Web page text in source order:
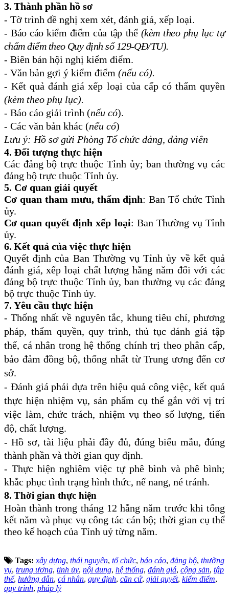
3. Thành phần hồ sơ
- Tờ trình đề nghị xem xét, đánh giá, xếp loại.
- Báo cáo kiểm điểm của tập thể (kèm theo phụ lục tự
chấm điểm theo Quy định số 129-QĐ/TU).
- Biên bản hội nghị kiểm điểm.
- Văn bản gợi ý kiểm điểm (nếu có).
- Kết quả đánh giá xếp loại của cấp có thẩm quyền
(kèm theo phụ lục).
- Báo cáo giải trình (nếu có).
- Các văn bản khác (nếu có)
Lưu ý: Hồ sơ gửi Phòng Tổ chức đảng, đảng viên
4. Đối tượng thực hiện
Các đảng bộ trực thuộc Tỉnh ủy; ban thường vụ các
đảng bộ trực thuộc Tỉnh ủy.
5. Cơ quan giải quyết
Cơ quan tham mưu, thẩm định: Ban Tổ chức Tỉnh
ủy.
Cơ quan quyết định xếp loại: Ban Thường vụ Tỉnh
ủy.
6. Kết quả của việc thực hiện
Quyết định của Ban Thường vụ Tỉnh ủy về kết quả
đánh giá, xếp loại chất lượng hằng năm đối với các
đảng bộ trực thuộc Tỉnh ủy, ban thường vụ các đảng
bộ trực thuộc Tỉnh ủy.
7. Yêu cầu thực hiện
- Thống nhất về nguyên tắc, khung tiêu chí, phương
pháp, thẩm quyền, quy trình, thủ tục đánh giá tập
thể, cá nhân trong hệ thống chính trị theo phân cấp,
bảo đảm đồng bộ, thống nhất từ Trung ương đến cơ
sở.
- Đánh giá phải dựa trên hiệu quả công việc, kết quả
thực hiện nhiệm vụ, sản phẩm cụ thể gắn với vị trí
việc làm, chức trách, nhiệm vụ theo số lượng, tiến
độ, chất lượng.
-Hồ sơ, tài liệu phải đầy đủ, đúng biểu mẫu, đúng
thành phần và thời gian quy định.
- Thực hiện nghiêm việc tự phê bình và phê bình;
khắc phục tình trạng hình thức, nể nang, né tránh.
8. Thời gian thực hiện
Hoàn thành trong tháng 12 hằng năm trước khi tổng
kết năm và phục vụ công tác cán bộ; thời gian cụ thể
theo kế hoạch của Tỉnh uỷ từng năm.
Tags:xây dựng, thái nguyên, tổ chức, báo cáo, đảng bộ, thường
vụ, trung ương, tỉnh ủy, nội dung, hệ thống, đánh giá, cộng sản, tập
thể, hướng dẫn, cá nhân, quy định, căn cứ, giải quyết, kiểm điểm,
quy trình, pháp lý